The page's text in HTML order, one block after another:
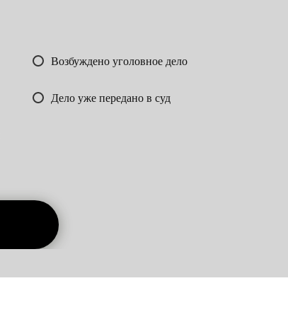
Возбуждено уголовное дело
Дело уже передано в суд